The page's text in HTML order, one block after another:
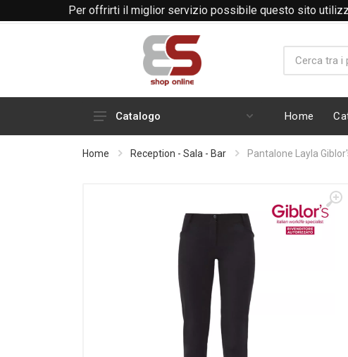
Per offrirti il miglior servizio possibile questo sito
Telefono Mail
Linea cuochi
Estetica e Benessere
Industria - artigianato - edilizia
Calze e intimo termico
Catalogo Home
Home Reception - Sala - Bar Pantalone Layla